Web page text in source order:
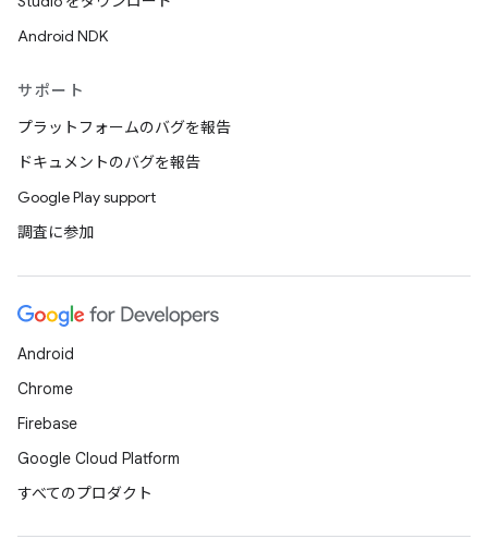
Android NDK
サポート
プラットフォームのバグを報告
ドキュメントのバグを報告
Google Play support
調査に参加
Android
Chrome
Firebase
Google Cloud Platform
すべてのプロダクト